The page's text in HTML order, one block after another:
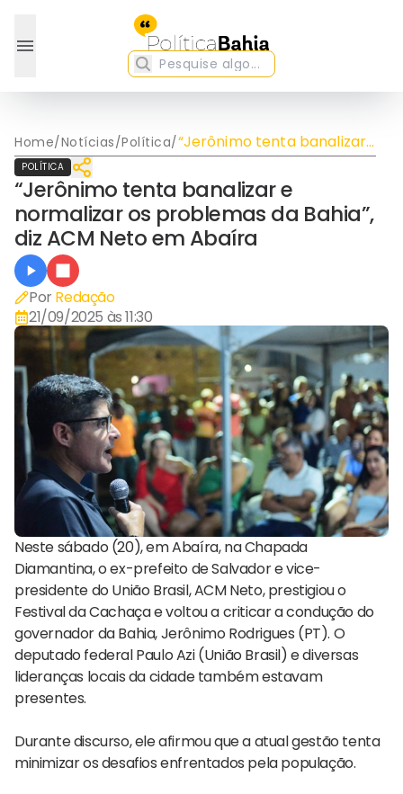
Home/Notícias/Política/“Jerônimo tenta banalizar
e normalizar os problemas
da Bahia”, diz ACM Neto em
Abaíra
POLÍTICA
“Jerônimo tenta banalizar e
normalizar os problemas da Bahia”,
diz ACM Neto em Abaíra
Por Redação
21/09/2025 às 11:30
Neste sábado (20), em Abaíra, na Chapada
Diamantina, o ex-prefeito de Salvador e vice-
presidente do União Brasil, ACM Neto, prestigiou o
Festival da Cachaça e voltou a criticar a condução do
governador da Bahia, Jerônimo Rodrigues (PT). O
deputado federal Paulo Azi (União Brasil) e diversas
lideranças locais da cidade também estavam
presentes.
Durante discurso, ele afirmou que a atual gestão tenta
minimizar os desafios enfrentados pela população.